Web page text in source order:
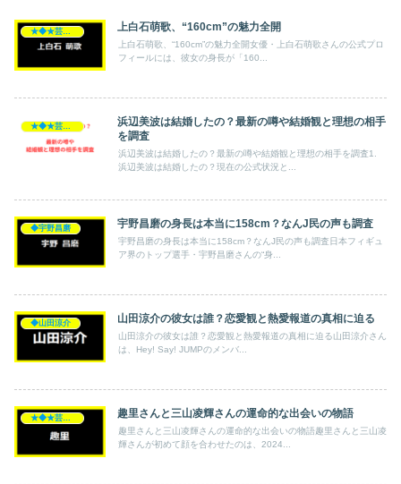
上白石萌歌、“160cm”の魅力全開
上白石萌歌、“160cm”の魅力全開女優・上白石萌歌さんの公式プロ
フィールには、彼女の身長が「160...
浜辺美波は結婚したの？最新の噂や結婚観と理想の相手
を調査
浜辺美波は結婚したの？最新の噂や結婚観と理想の相手を調査1.
浜辺美波は結婚したの？現在の公式状況と...
◆宇野昌磨 宇野昌磨の身長は本当に158cm？なんJ民の声も調査
宇野昌磨の身長は本当に158cm？なんJ民の声も調査日本フィギュ
ア界のトップ選手・宇野昌磨さんの“身...
◆山田涼介 山田涼介の彼女は誰？恋愛観と熱愛報道の真相に迫る
山田涼介の彼女は誰？恋愛観と熱愛報道の真相に迫る山田涼介さん
は、Hey! Say! JUMPのメンバ...
趣里さんと三山凌輝さんの運命的な出会いの物語
趣里さんと三山凌輝さんの運命的な出会いの物語趣里さんと三山凌
輝さんが初めて顔を合わせたのは、2024...